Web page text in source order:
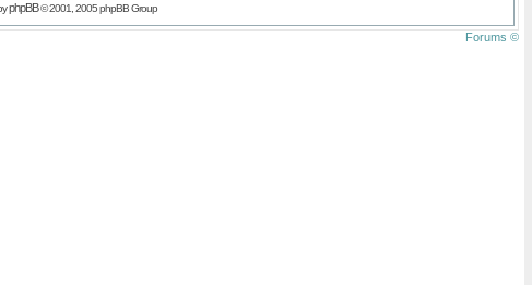
phpBB© 2001, 2005 phpBB Group
Forums ©